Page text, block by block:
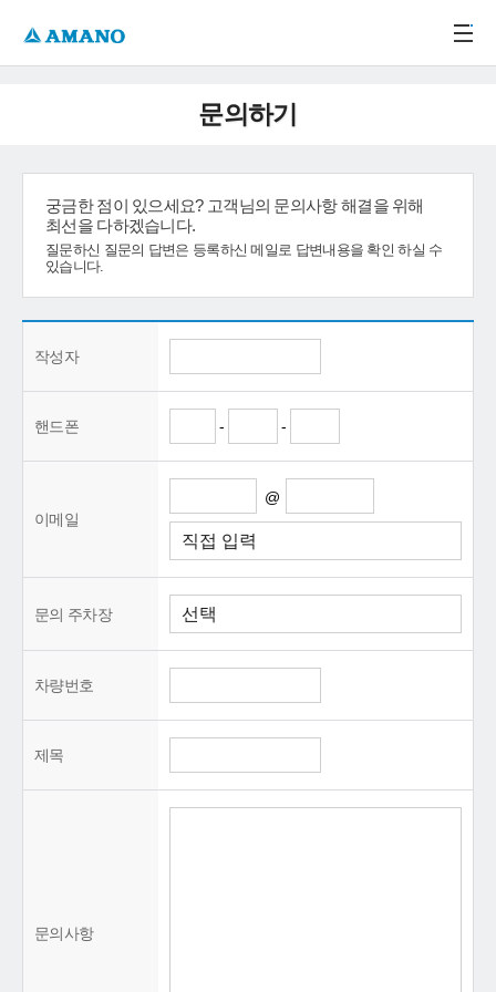
문의하기
궁금한 점이 있으세요? 고객님의 문의사항 해결을 위해
최선을 다하겠습니다.
질문하신 질문의 답변은 등록하신 메일로 답변내용을 확인 하실 수
있습니다.
작성자
핸드폰 - -
이메일
@
문의 주차장
차량번호
제목
문의사항